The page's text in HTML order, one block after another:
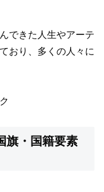
できた人生やアーテ
おり、多くの人々に
旗・国籍要素